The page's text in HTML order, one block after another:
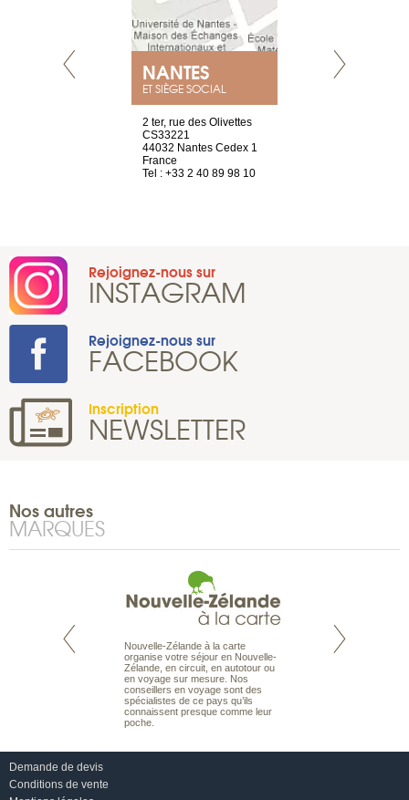
NANTES
ET SIÈGE SOCIAL
2 ter, rue des Olivettes
CS33221
44032 Nantes Cedex 1
France
Tel : +33 2 40 89 98 10
Rejoignez-nous sur
INSTAGRAM
Rejoignez-nous sur
FACEBOOK
Inscription
NEWSLETTER
Nos autres
MARQUES
est le spécialiste
Nouvelle-Zélande à la carte
organise votre séjour en Nouvelle-
Zélande, en circuit, en autotour ou
en voyage sur mesure. Nos
conseillers en voyage sont des
spécialistes de ce pays qu’ils
connaissent presque comme leur
poche.
Notre site
Demande de devis
Conditions de vente